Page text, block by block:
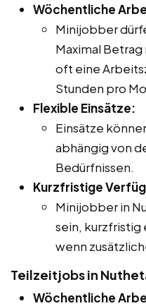
Wöchentliche
Minijobber
Maximal
oft eine
Stunden pro
Flexible Einsätze:
Einsätze
abhängig von
Bedürfnissen.
Kurzfristige
Minijobber in
sein, kurzfristig
wenn
Teilzeitjobs in
Wöchentliche